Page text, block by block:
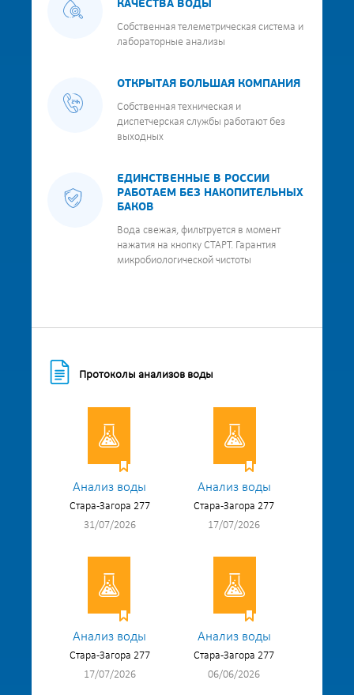
КАЧЕСТВА ВОДЫ
Собственная телеметрическая система и
лабораторные анализы
ОТКРЫТАЯ БОЛЬШАЯ КОМПАНИЯ
Собственная техническая и
диспетчерская службы работают без
выходных
ЕДИНСТВЕННЫЕ В РОССИИ
РАБОТАЕМ БЕЗ НАКОПИТЕЛЬНЫХ
БАКОВ
Вода свежая, фильтруется в момент
нажатия на кнопку СТАРТ. Гарантия
микробиологической чистоты
Протоколы анализов воды
Анализ воды
Стара-Загора 277
31/07/2026
Анализ воды
Стара-Загора 277
17/07/2026
Анализ воды
Стара-Загора 277
17/07/2026
Анализ воды
Стара-Загора 277
06/06/2026